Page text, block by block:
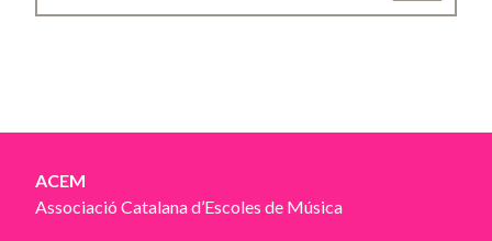
ACEM
Associació Catalana d’Escoles de Música